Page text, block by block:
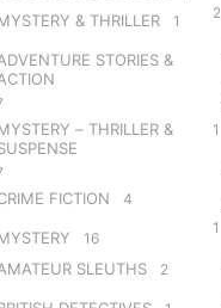
& THRILLER 1
STORIES &
– THRILLER &
FICTION 4
16
SLEUTHS 2
2
1
1